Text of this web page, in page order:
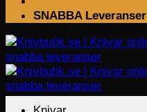
SNABBA Leveranser